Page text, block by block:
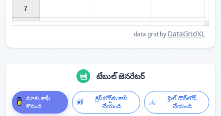
data grid by DataGridXL
7
టేబుల్ జెనరేటర్
మాకు కాఫీ
కొనండి
క్లిప్‌బోర్డ్‌కు కాపీ
చేయండి
ఫైల్ డౌన్‌లోడ్
చేయండి